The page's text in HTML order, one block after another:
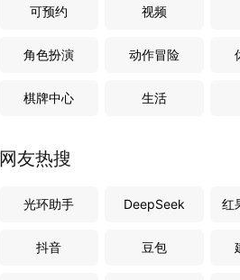
可预约 视频
角色扮演 动作冒险
棋牌中心 生活
网友热搜
光环助手 DeepSeek 红
抖音 豆包